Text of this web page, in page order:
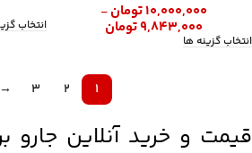
۱۰,۰۰۰,۰۰۰تومان –
۹,۸۴۳,۰۰۰تومان
انتخاب گزینه ها
انتخاب
1
2
3
→
قیمت و خرید آنلاین جارو